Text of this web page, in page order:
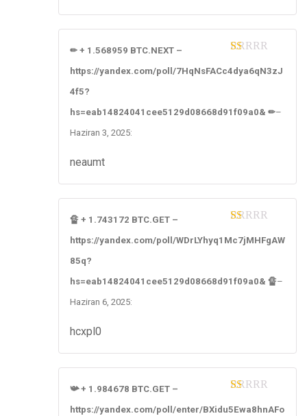
ou
5
✏ + 1.568959 BTC.NEXT –
https://yandex.com/poll/7HqNsFACc4dya6qN3zJ
4f5?
hs=eab14824041cee5129d08668d91f09a0& ✏–
Haziran 3, 2025:
neaumt
ou
5
🔏 + 1.743172 BTC.GET –
https://yandex.com/poll/WDrLYhyq1Mc7jMHFgAW
85q?
hs=eab14824041cee5129d08668d91f09a0& 🔏–
Haziran 6, 2025:
hcxpl0
ou
📯 + 1.984678 BTC.GET –
https://yandex.com/poll/enter/BXidu5Ewa8hnAFo